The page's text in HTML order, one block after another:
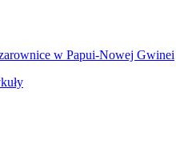
w Papui-Nowej Gwinei